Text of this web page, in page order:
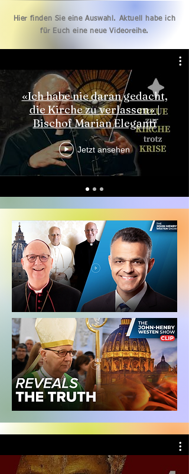
Hier finden Sie eine Auswahl. Aktuell habe ich
für Euch eine neue Videoreihe.
«Ich habe nie daran gedacht,
die Kirche zu verlassen» |
Bischof Marian Eleganti
Jetzt ansehen